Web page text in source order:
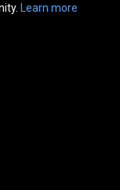
Learn more